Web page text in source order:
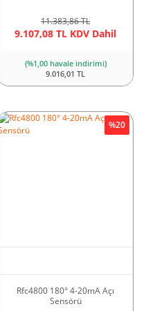
11.383,86 TL
9.107,08 TL KDV Dahil
(%1,00 havale indirimi)
9.016,01 TL
Rfc4800 180° 4-20mA Açı
Sensörü
%20